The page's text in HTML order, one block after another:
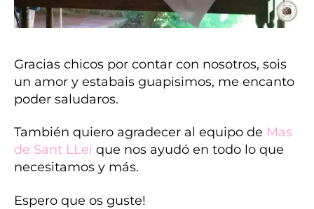
Gracias chicos por contar con nosotros, sois
un amor y estabais guapisimos, me encanto
poder saludaros.
También quiero agradecer al equipo de Mas
de Sant LLei que nos ayudó en todo lo que
necesitamos y más.
Espero que os guste!